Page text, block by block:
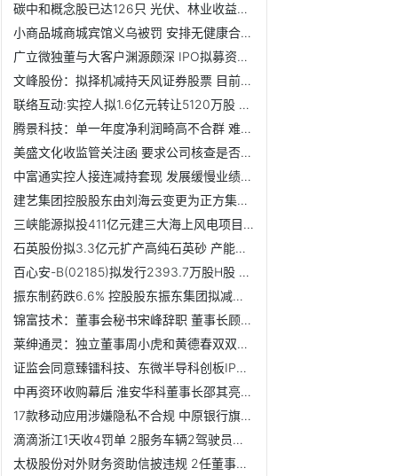
碳中和概念股已达126只 光伏、林业收益可观
小商品城商城宾馆义乌被罚 安排无健康合格证人员服务
广立微独董与大客户渊源颇深 IPO拟募资为去年营收8倍
文峰股份：拟择机减持天风证券股票 目前持股1.2亿股
联络互动:实控人拟1.6亿元转让5120万股 偿还质押融资
腾景科技：单一年度净利润畸高不合群 难掩其他主要经营指标...
美盛文化收监管关注函 要求公司核查是否存在应披露而未披露...
中富通实控人接连减持套现 发展缓慢业绩不稳定
建艺集团控股股东由刘海云变更为正方集团 前三季度营收净利...
三峡能源拟投411亿元建三大海上风电项目 预计2024年底完成全...
石英股份拟3.3亿元扩产高纯石英砂 产能进一步释放
百心安-B(02185)拟发行2393.7万股H股 每股定价21.25港元
振东制药跌6.6% 控股股东振东集团拟减持不超6165万股
锦富技术：董事会秘书宋峰辞职 董事长顾清暂代履职
莱绅通灵：独立董事周小虎和黄德春双双辞职
证监会同意臻镭科技、东微半导科创板IPO注册
中再资环收购幕后 淮安华科董事长邵其亮妻子内幕交易
17款移动应用涉嫌隐私不合规 中原银行旗下APP被点名
滴滴浙江1天收4罚单 2服务车辆2驾驶员未取得证件
太极股份对外财务资助信披违规 2任董事长被通报批评